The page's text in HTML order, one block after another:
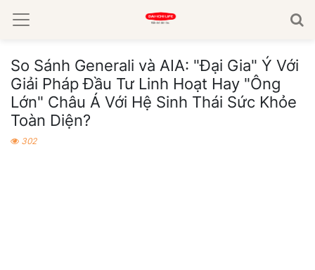
So Sánh Generali và AIA: "Đại Gia" Ý Với
Giải Pháp Đầu Tư Linh Hoạt Hay "Ông
Lớn" Châu Á Với Hệ Sinh Thái Sức Khỏe
Toàn Diện?
302